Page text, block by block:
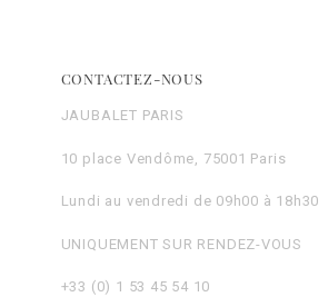
CONTACTEZ-NOUS
JAUBALET PARIS
10 place Vendôme, 75001 Paris
Lundi au vendredi de 09h00 à 18h30
UNIQUEMENT SUR RENDEZ-VOUS
+33 (0) 1 53 45 54 10